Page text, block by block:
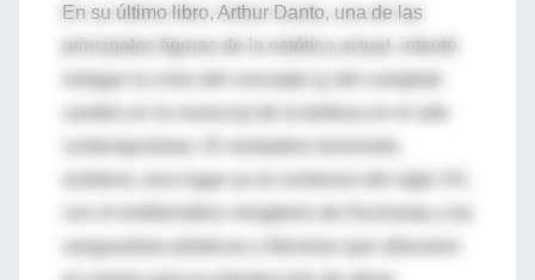
En su último libro, Arthur Danto, una de las
principales figuras de la estética actual, intentó
indagar la crisis del concepto (y del completo
contemporáneo. El verdadero terremoto,
sostiene, tuvo lugar ya al comienzo del siglo XX,
con el emblemático mingitorio de Duchamp y las
vanguardias plásticas y literarias que allanaron